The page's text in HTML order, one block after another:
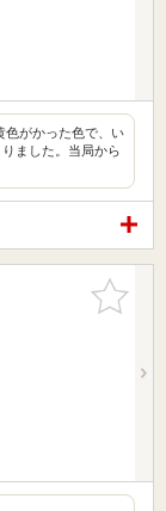
色がかった色で、い
ました。当局から
お気に入
りに追加